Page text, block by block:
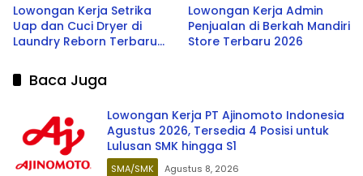
Lowongan Kerja Setrika
Uap dan Cuci Dryer di
Laundry Reborn Terbaru
Lowongan Kerja Admin
Penjualan di Berkah Mandiri
Store Terbaru 2026
Baca Juga
Lowongan Kerja PT Ajinomoto Indonesia
Agustus 2026, Tersedia 4 Posisi untuk
Lulusan SMK hingga S1
SMA/SMK Agustus 8, 2026